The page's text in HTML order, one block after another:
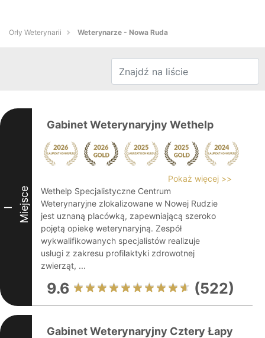
Orły Weterynarii Weterynarze - Nowa Ruda
I Miejsce
Gabinet Weterynaryjny Wethelp
Pokaż więcej >>
Wethelp Specjalistyczne Centrum
Weterynaryjne zlokalizowane w Nowej Rudzie
jest uznaną placówką, zapewniającą szeroko
pojętą opiekę weterynaryjną. Zespół
wykwalifikowanych specjalistów realizuje
usługi z zakresu profilaktyki zdrowotnej
zwierząt, ...
9.6 (522)
Gabinet Weterynaryjny Cztery Łapy